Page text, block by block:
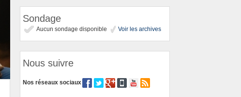
Sondage
Aucun sondage disponible Voir les archives
Nous suivre
Nos réseaux sociaux